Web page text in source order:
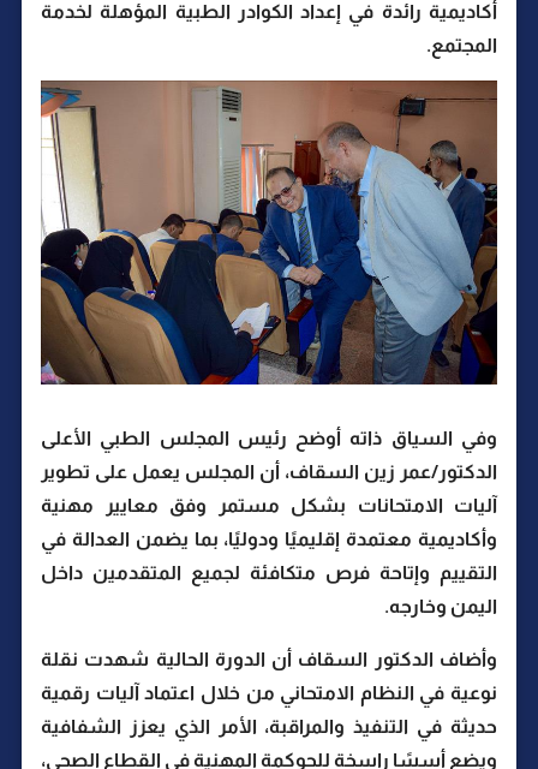
أكاديمية رائدة في إعداد الكوادر الطبية المؤهلة لخدمة
المجتمع.
وفي السياق ذاته أوضح رئيس المجلس الطبي الأعلى
الدكتور/عمر زين السقاف، أن المجلس يعمل على تطوير
آليات الامتحانات بشكل مستمر وفق معايير مهنية
وأكاديمية معتمدة إقليميًا ودوليًا، بما يضمن العدالة في
التقييم وإتاحة فرص متكافئة لجميع المتقدمين داخل
اليمن وخارجه.
وأضاف الدكتور السقاف أن الدورة الحالية شهدت نقلة
نوعية في النظام الامتحاني من خلال اعتماد آليات رقمية
حديثة في التنفيذ والمراقبة، الأمر الذي يعزز الشفافية
ويضع أسسًا راسخة للحوكمة المهنية في القطاع الصحي،